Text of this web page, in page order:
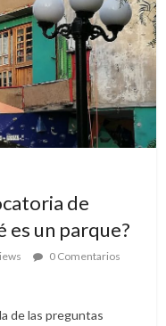
de
es un parque?
0 Comentarios
de las preguntas